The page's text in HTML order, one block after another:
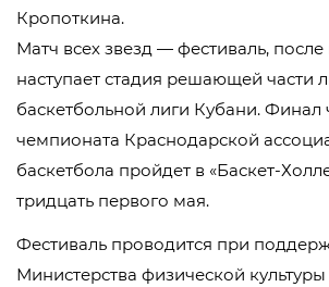
Кропоткина.
Матч всех звезд — фестиваль, после
наступает стадия решающей части
баскетбольной лиги Кубани. Финал
чемпионата Краснодарской
баскетбола пройдет в «Баскет-
тридцать первого мая.
Фестиваль проводится при
Министерства физической